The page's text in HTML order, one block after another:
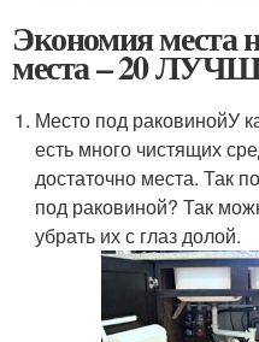
Экономия места
места – 20
Место под раковинойУ
есть много чистящих
достаточно места. Так
под раковиной? Так
убрать их с глаз долой.